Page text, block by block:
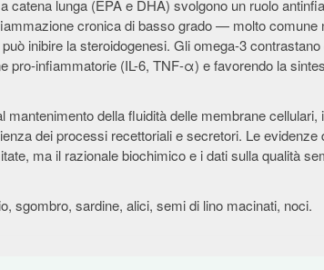
catena lunga (EPA e DHA) svolgono un ruolo
cronica di basso grado — molto comune
inibire la steroidogenesi. Gli omega-3
pro-infiammatorie (IL-6, TNF-α) e favorendo la
della fluidità delle membrane cellulari,
dei processi recettoriali e secretori. Le
ma il razionale biochimico e i dati sulla qualità
sgombro, sardine, alici, semi di lino macinati, noci.